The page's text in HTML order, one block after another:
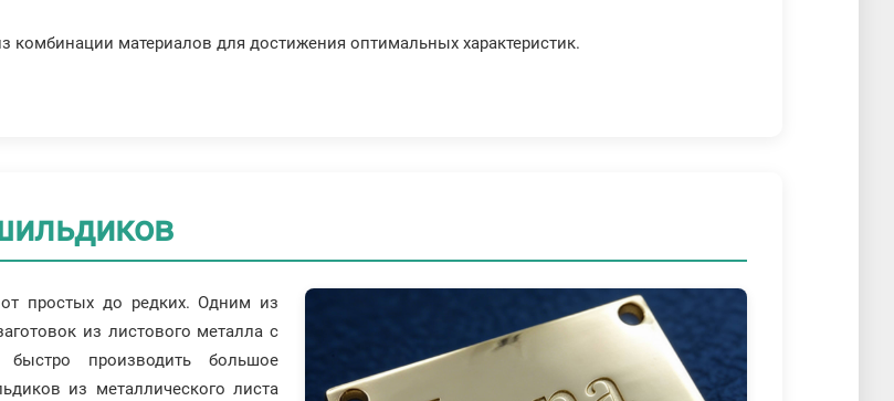
материалов для достижения оптимальных характеристик.
простых до редких. Одним из
из листового металла с
производить большое
из металлического листа